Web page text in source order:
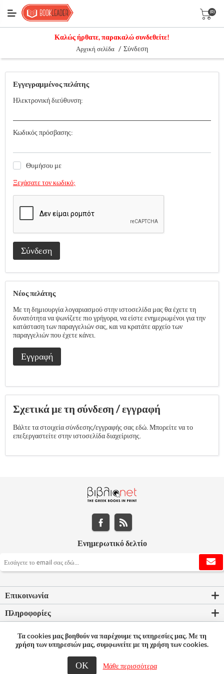
(0)
Καλώς ήρθατε, παρακαλώ συνδεθείτε!
Αρχική σελίδα / Σύνδεση
Εγγεγραμμένος πελάτης
Ηλεκτρονική διεύθυνση:
Κωδικός πρόσβασης:
Θυμήσου με
Ξεχάσατε τον κωδικό;
Σύνδεση
Νέος πελάτης
Με τη δημιουργία λογαριασμού στην ιστοσελίδα μας θα έχετε τη
δυνατότητα να ψωνίζετε πιο γρήγορα, να είστε ενημερωμένοι για την
κατάσταση των παραγγελιών σας, και να κρατάτε αρχείο των
παραγγελιών που έχετε κάνει.
Εγγραφή
Σχετικά με τη σύνδεση / εγγραφή
Βάλτε τα στοιχεία σύνδεσης/εγγραφής σας εδώ. Μπορείτε να το
επεξεργαστείτε στην ιστοσελίδα διαχείρισης.
Ενημερωτικό δελτίο
Επικοινωνία
Πληροφορίες
Ο λογαριασμός μου
© 2026 Bookleader
Τα cookies μας βοηθούν να παρέχουμε τις υπηρεσίες μας. Με τη
χρήση των υπηρεσιών μας, συμφωνείτε με τη χρήση των cookies.
ΟΚ Μάθε περισσότερα